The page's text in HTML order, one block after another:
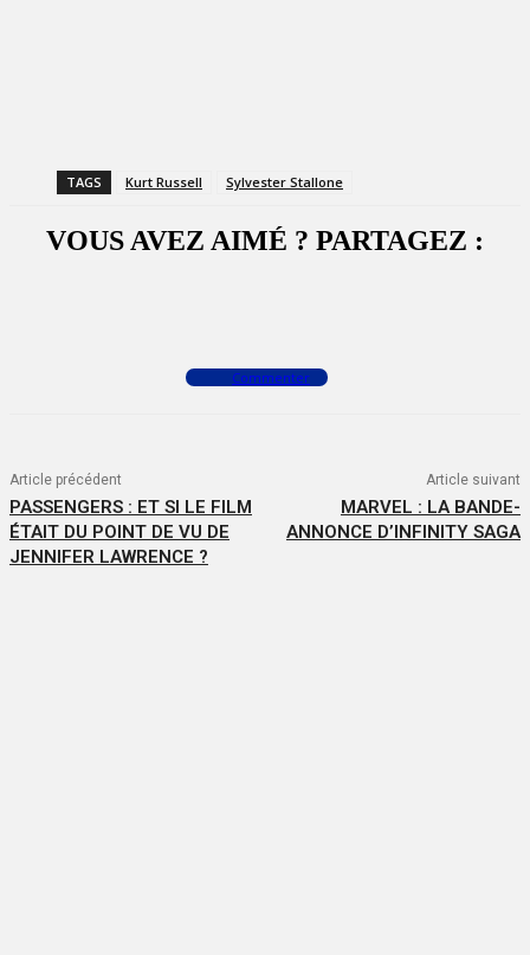
TAGS Kurt Russell Sylvester Stallone
VOUS AVEZ AIMÉ ? PARTAGEZ :
Commenter
Article précédent
PASSENGERS : ET SI LE FILM
ÉTAIT DU POINT DE VU DE
JENNIFER LAWRENCE ?
Article suivant
MARVEL : LA BANDE-
ANNONCE D’INFINITY SAGA